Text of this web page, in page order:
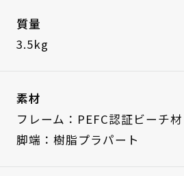
質量
3.5kg
素材
フレーム：PEFC認証ビーチ
脚端：樹脂プラパート